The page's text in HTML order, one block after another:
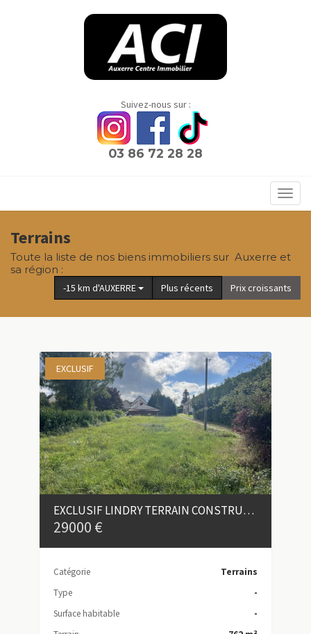
Suivez-nous sur :
03 86 72 28 28
Terrains
Toute la liste de nos biens immobiliers sur Auxerre et
sa région :
-15 km d'AUXERRE Plus récents Prix croissants
EXCLUSIF
EXCLUSIF LINDRY TERRAIN CONSTRUCTIBLE DE 762 M²
29000 €
Catégorie
Terrains
Type
-
Surface habitable
-